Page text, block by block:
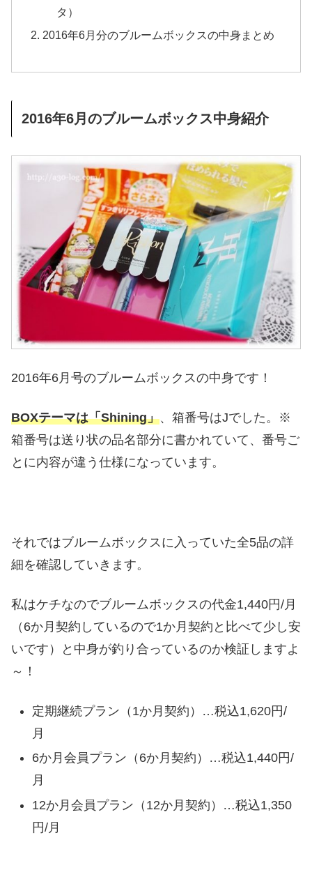
タ）
2016年6月分のブルームボックスの中身まとめ
2016年6月のブルームボックス中身紹介
2016年6月号のブルームボックスの中身です！
BOXテーマは「Shining」、箱番号はJでした。※
箱番号は送り状の品名部分に書かれていて、番号ご
とに内容が違う仕様になっています。
それではブルームボックスに入っていた全5品の詳
細を確認していきます。
私はケチなのでブルームボックスの代金1,440円/月
（6か月契約しているので1か月契約と比べて少し安
いです）と中身が釣り合っているのか検証しますよ
～！
定期継続プラン（1か月契約）…税込1,620円/
月
6か月会員プラン（6か月契約）…税込1,440円/
月
12か月会員プラン（12か月契約）…税込1,350
円/月